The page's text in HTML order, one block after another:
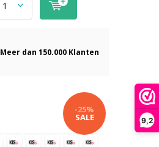
9,2
Meer dan 150.000 Klanten
-25%
SALE